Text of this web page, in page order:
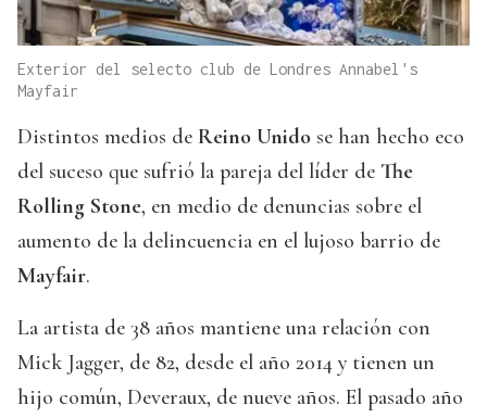
Exterior del selecto club de Londres Annabel's
Mayfair
Distintos medios de Reino Unido se han hecho eco
del suceso que sufrió la pareja del líder de The
Rolling Stone, en medio de denuncias sobre el
aumento de la delincuencia en el lujoso barrio de
Mayfair.
La artista de 38 años mantiene una relación con
Mick Jagger, de 82, desde el año 2014 y tienen un
hijo común, Deveraux, de nueve años. El pasado año